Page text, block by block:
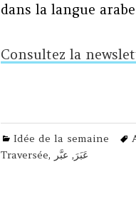
dans la langue
Consultez la
Categories
Idée de la semaine
Traversée, عَبَرَ, عبَّر